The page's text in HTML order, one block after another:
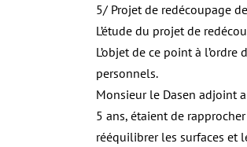
5/ Projet de redécoupage
L’étude du projet de
L’objet de ce point à
personnels.
Monsieur le Dasen adjoint
5 ans, étaient de
rééquilibrer les surfaces et